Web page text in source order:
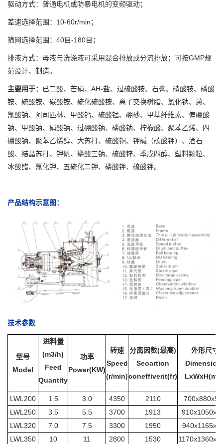
驱动方式：普通电机或防暴电机的变频驱动；
差速选择范围：10-60r/min；
筛网选择范围：40目-180目；
排液方式：母液与洗涤液可采用混合排放或分流排放；可按GMP规
范设计、制造。
主要用于： 已二酸、芒硝、AH-盐、过硫酸铵、石膏、硝酸铵、磷酸
铵、硫酸铵、碳酸铵、硫化硫酸铵、离子交换树脂、氯化钠、蒽、
氯酸钠、阿司匹林、甲酸钙、硫酸锰、硼砂、甲基纤维素、偏硼酸
钠、甲酸钠、硝酸钠、过硼酸钠、磷酸钠、柠檬酸、聚苯乙烯、四
硼酸钠、聚苯乙烯醇、大苏打、硫酸铜、钾碱（碳酸钾）、酒石
酸、结晶苏打、钾矾、磷酸三钠、硫酸锌、季戊四醇、塑料颗粒、
冰酸醋、氯化钾、五硫化二钾、磷酸钾、硫酸钾。
产品结构示意图：
技术参数
型号
Model
进料量
(m3/h)
Feed
Quantity
功率
Power(KW)
转速
Speed
(r/min)
分离因数(最高)
Seoartion
coneffivent(fr)
外形尺寸
LWL200 1.5 3.0 4350 2110
LWL250
3.5 5.5 3700 1913
LWL320
7.0 7.5 3300 1950
LWL350
10 11 2800 1530